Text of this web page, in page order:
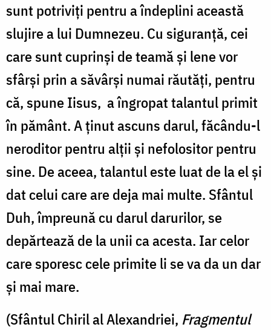
sunt potriviți pentru a îndeplini această
slujire a lui Dumnezeu. Cu siguranță, cei
care sunt cuprinși de teamă și lene vor
sfârși prin a săvârși numai răutăți, pentru
că, spune Iisus, a îngropat talantul primit
în pământ. A ținut ascuns darul, făcându-l
neroditor pentru alții și nefolositor pentru
sine. De aceea, talantul este luat de la el și
dat celui care are deja mai multe. Sfântul
Duh, împreună cu darul darurilor, se
depărtează de la unii ca acesta. Iar celor
care sporesc cele primite li se va da un dar
și mai mare.
(Sfântul Chiril al Alexandriei, Fragmentul